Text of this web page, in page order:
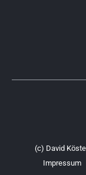
(c) David
Impressum